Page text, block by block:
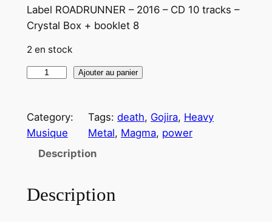
Label ROADRUNNER – 2016 – CD 10 tracks –
Crystal Box + booklet 8
2 en stock
n
t
d
Ajouter au panier
Category:
Musique
Tags:death, Gojira, Heavy
Metal, Magma, power
Description
Description